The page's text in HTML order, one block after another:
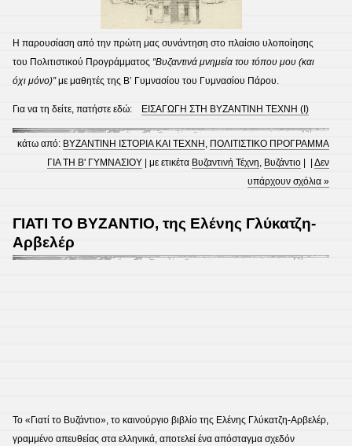
Η παρουσίαση από την πρώτη μας συνάντηση στο πλαίσιο υλοποίησης
του Πολιτιστικού Προγράμματος “Βυζαντινά μνημεία του τόπου μου (και
όχι μόνο)”με μαθητές της Β’ Γυμνασίου του Γυμνασίου Πάρου.
Για να τη δείτε, πατήστε εδώ: ΕΙΣΑΓΩΓΗ ΣΤΗ ΒΥΖΑΝΤΙΝΗ ΤΕΧΝΗ (Ι)
κάτω από: ΒΥΖΑΝΤΙΝΗ ΙΣΤΟΡΙΑ ΚΑΙ ΤΕΧΝΗ , ΠΟΛΙΤΙΣΤΙΚΟ ΠΡΟΓΡΑΜΜΑ
ΓΙΑ ΤΗ Β' ΓΥΜΝΑΣΙΟΥ | με ετικέτα Βυζαντινή Τέχνη, Βυζάντιο | |Δεν
υπάρχουν σχόλια »
ΓΙΑΤΙ ΤΟ ΒΥΖΑΝΤΙΟ, της Ελένης Γλύκατζη-
Αρβελέρ
Το «Γιατί το Βυζάντιο», το καινούργιο βιβλίο της Ελένης Γλύκατζη-Αρβελέρ,
γραμμένο απευθείας στα ελληνικά, αποτελεί ένα απόσταγμα σχεδόν